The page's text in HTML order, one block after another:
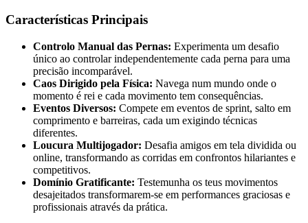
Características Principais
Controlo Manual das Pernas: Experimenta um desafio
único ao controlar independentemente cada perna para uma
precisão incomparável.
Caos Dirigido pela Física: Navega num mundo onde o
momento é rei e cada movimento tem consequências.
Eventos Diversos: Compete em eventos de sprint, salto em
comprimento e barreiras, cada um exigindo técnicas
diferentes.
Loucura Multijogador: Desafia amigos em tela dividida ou
online, transformando as corridas em confrontos hilariantes e
competitivos.
Domínio Gratificante: Testemunha os teus movimentos
desajeitados transformarem-se em performances graciosas e
profissionais através da prática.